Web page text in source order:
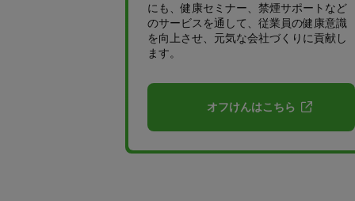
にも、健康セミナー、禁煙サポートなど
のサービスを通して、従業員の健康意識
を向上させ、元気な会社づくりに貢献し
ます。
オフけんはこちら